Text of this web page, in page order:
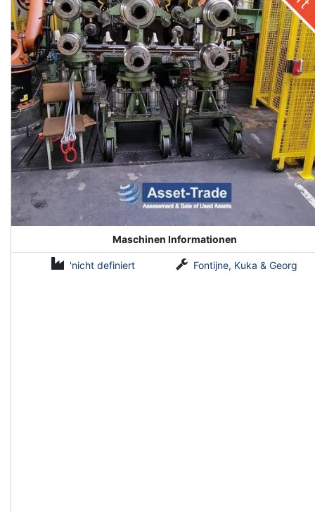
Maschinen Informationen
'nicht definiert Fontijne, Kuka & Georg